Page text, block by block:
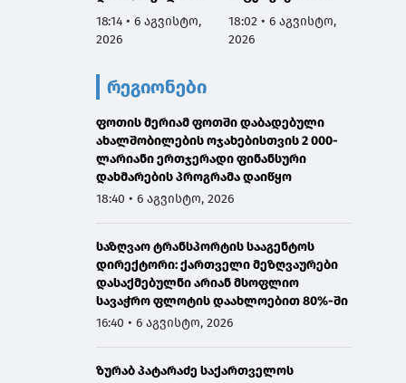
აგვისტოს
ნამდვილად
რამდენიმე კვირით
ადრე დაგეგმილ
გამოკვლევაზე
18:14 • 6 აგვისტო,
2026
სამარცხვინო
სადაც აფხაზებს
18:02 • 6 აგვისტო,
2026
რეგიონები
ფოთის მერიამ ფოთში დაბადებული
ახალშობილების ოჯახებისთვის 2 000-
ლარიანი ერთჯერადი ფინანსური
დახმარების პროგრამა დაიწყო
18:40 • 6 აგვისტო, 2026
საზღვაო ტრანსპორტის სააგენტოს
დირექტორი: ქართველი მეზღვაურები
დასაქმებულნი არიან მსოფლიო
სავაჭრო ფლოტის დაახლოებით 80%-ში
16:40 • 6 აგვისტო, 2026
ზურაბ პატარაძე საქართველოს